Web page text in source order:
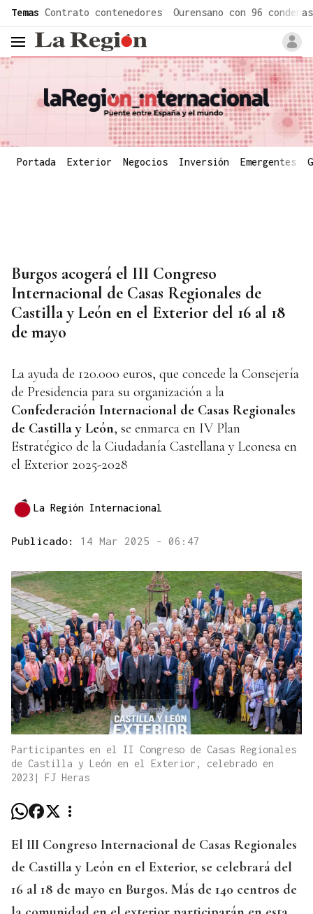
Temas Contrato contenedores Ourensano con 96 condenas
header.menu.open
Portada Exterior Negocios Inversión Emergentes
Burgos acogerá el III Congreso
Internacional de Casas Regionales de
Castilla y León en el Exterior del 16 al 18
de mayo
La ayuda de 120.000 euros, que concede la Consejería
de Presidencia para su organización a la
Confederación Internacional de Casas Regionales
de Castilla y León, se enmarca en IV Plan
Estratégico de la Ciudadanía Castellana y Leonesa en
el Exterior 2025-2028
La Región Internacional
Publicado: 14 Mar 2025 - 06:47
Participantes en el II Congreso de Casas Regionales
de Castilla y León en el Exterior, celebrado en
2023| FJ Heras
El III Congreso Internacional de Casas Regionales
de Castilla y León en el Exterior, se celebrará del
16 al 18 de mayo en Burgos. Más de 140 centros de